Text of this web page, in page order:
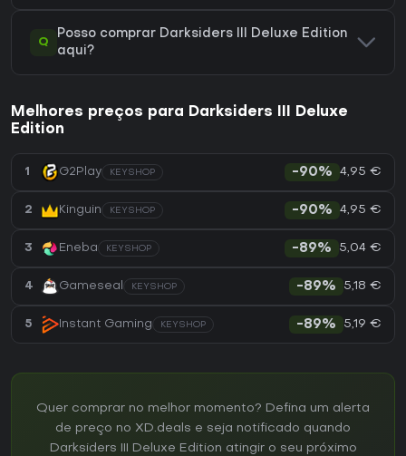
Q
Posso comprar Darksiders III Deluxe Edition
aqui?
Melhores preços para Darksiders III Deluxe
Edition
1 G2Play KEYSHOP -90% 4,95 €
2 Kinguin KEYSHOP -90% 4,95 €
3 Eneba KEYSHOP -89% 5,04 €
4 Gameseal KEYSHOP -89% 5,18 €
5 Instant Gaming KEYSHOP -89% 5,19 €
Quer comprar no melhor momento? Defina um alerta
de preço no XD.deals e seja notificado quando
Darksiders III Deluxe Edition atingir o seu próximo